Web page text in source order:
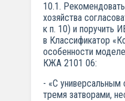
10.1.
хозяйства
к п. 10) и поручить
в Классификатор
особенности
КЖА 2101 06:
- «С
тремя затворами,